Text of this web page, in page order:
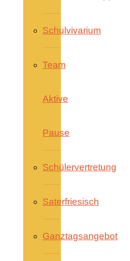
Schulvivarium
Team
Aktive
Pause
Schülervertretung
Saterfriesisch
Ganztagsangebot